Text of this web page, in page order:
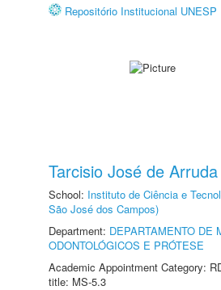
Repositório Institucional UNESP
Tarcisio José de
School: Instituto de Ciência e
São José dos Campos)
Department: DEPARTAMENTO DE
ODONTOLÓGICOS E PRÓTESE
Academic Appointment Category:
title: MS-5.3